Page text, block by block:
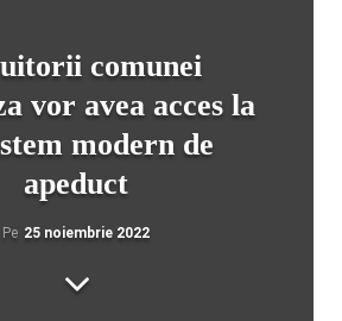
comunei
vor avea acces la
modern de
apeduct
Pe 25 noiembrie 2022